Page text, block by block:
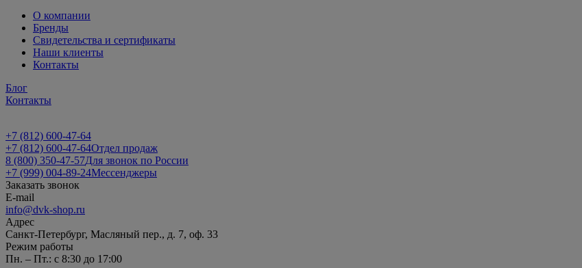
О компании
Бренды
Свидетельства и сертификаты
Наши клиенты
Контакты
Блог
Контакты
+7 (812) 600-47-64
+7 (812) 600-47-64Отдел продаж
8 (800) 350-47-57Для звонок по России
+7 (999) 004-89-24Мессенджеры
Заказать звонок
E-mail
info@dvk-shop.ru
Адрес
Санкт-Петербург, Масляный пер., д. 7, оф. 33
Режим работы
Пн. – Пт.: с 8:30 до 17:00